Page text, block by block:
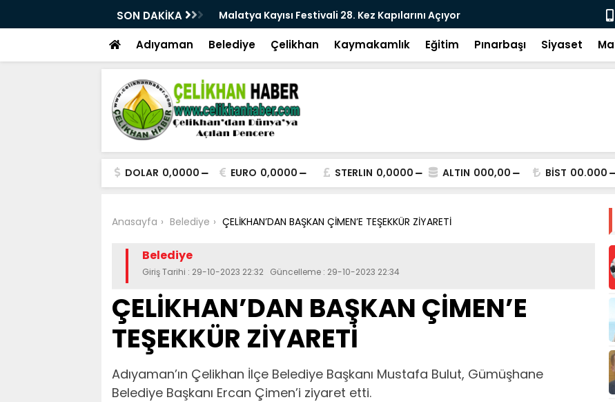
SON DAKİKA
altyapısıyla geleceğe hazırlanıyor Malatya Kayısı Festivali 28. Kez Kapılarını Açıyor
Adıyaman Belediye Çelikhan Kaymakamlık Eğitim Pınarbaşı Siyaset
DOLAR 0,0000 EURO 0,0000 STERLIN 0,0000 ALTIN 000,00 BİST 00.000
Anasayfa Belediye ÇELİKHAN’DAN BAŞKAN ÇİMEN’E TEŞEKKÜR ZİYARETİ
Belediye
Giriş Tarihi : 29-10-2023 22:32 Güncelleme : 29-10-2023 22:34
ÇELİKHAN’DAN BAŞKAN ÇİMEN’E
TEŞEKKÜR ZİYARETİ
Adıyaman’ın Çelikhan İlçe Belediye Başkanı Mustafa Bulut, Gümüşhane
Belediye Başkanı Ercan Çimen’i ziyaret etti.